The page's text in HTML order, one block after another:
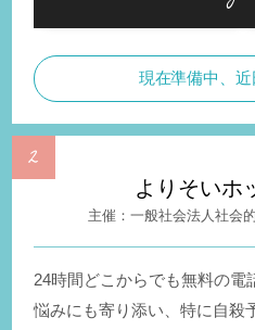
現在準備中、近
よりそいホ
一般社会法人社会
24時間どこからでも無料の電
悩みにも寄り添い、特に自殺